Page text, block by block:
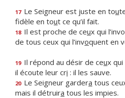
17 Le Seigneur est juste en tou
fidèle en tout ce qu’il fait.
18 Il est proche de ceux qui
de tous ceux qui l’invoquent en
19 Il répond au désir de ceux qui
il écoute leur cri : il les sauve.
20 Le Seigneur gardera tous
mais il détruira tous les impies.